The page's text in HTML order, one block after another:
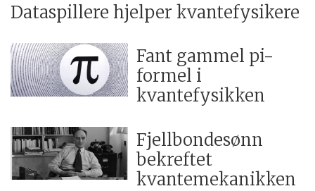
Dataspillere hjelper kvantefysikere
Fant gammel pi-
formel i
kvantefysikken
Fjellbondesønn
bekreftet
kvantemekanikken